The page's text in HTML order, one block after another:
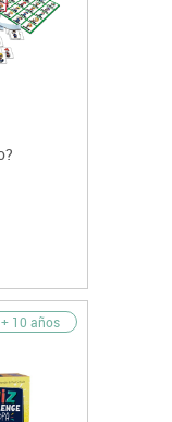
+ 10 años